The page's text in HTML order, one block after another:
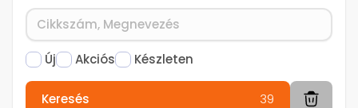
Új Akciós Készleten
Keresés 39